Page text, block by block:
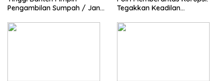
Pengambilan Sumpah / Janji
Tegakkan Keadilan
Justitia Ruat Caelum